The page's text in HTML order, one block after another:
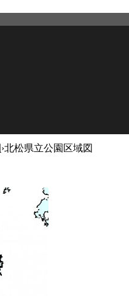
›北松県立公園区域図